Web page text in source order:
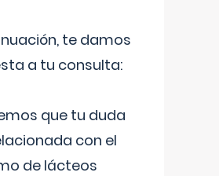
te damos
a tu consulta:
que tu duda
con el
de lácteos